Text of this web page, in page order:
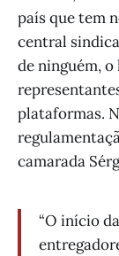
país que tem
central
de ninguém,
plataformas.
camarada
“O início